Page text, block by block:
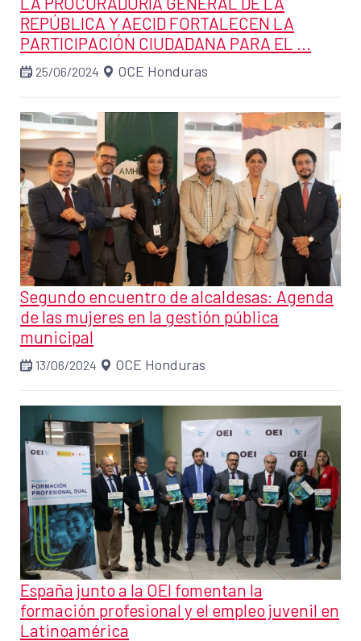
REPÚBLICA Y AECID FORTALECEN LA
PARTICIPACIÓN CIUDADANA PARA EL ...
25/06/2024 OCE Honduras
Segundo encuentro de alcaldesas: Agenda
de las mujeres en la gestión pública
municipal
13/06/2024 OCE Honduras
España junto a la OEI fomentan la
formación profesional y el empleo juvenil en
Latinoamérica